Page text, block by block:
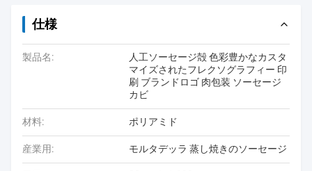
仕様
製品名:
人工ソーセージ殻 色彩豊かなカスタ
マイズされたフレクソグラフィー 印
刷 ブランドロゴ 肉包装 ソーセージ
カビ
材料: ポリアミド
産業用: モルタデッラ 蒸し焼きのソーセージ